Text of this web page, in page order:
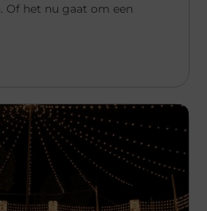
Of het nu gaat om een